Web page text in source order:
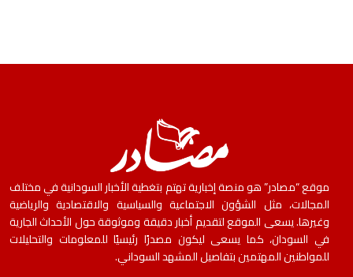
موقع “مصادر” هو منصة إخبارية تهتم بتغطية الأخبار السودانية في مختلف
المجالات، مثل الشؤون الاجتماعية والسياسية والاقتصادية والرياضية
وغيرها. يسعى الموقع لتقديم أخبار دقيقة وموثوقة حول الأحداث الجارية
في السودان، كما يسعى ليكون مصدرًا رئيسيًا للمعلومات والتحليلات
للمواطنين المهتمين بتفاصيل المشهد السوداني.